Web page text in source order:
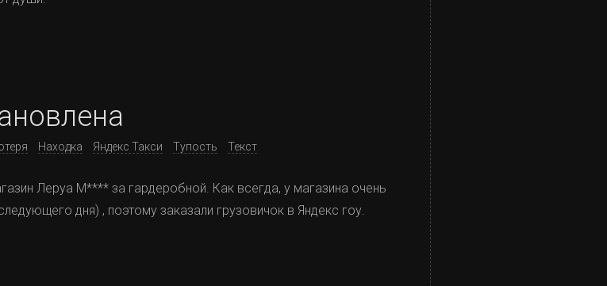
Находка Яндекс Такси Тупость Текст
Леруа М**** за гардеробной. Как всегда, у магазина очень
дня) , поэтому заказали грузовичок в Яндекс гоу.